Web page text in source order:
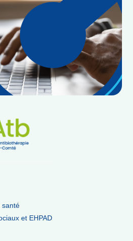
santé
et EHPAD